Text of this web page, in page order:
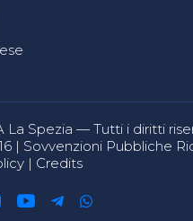
La Spezia — Tutti i diritti
| Sovvenzioni Pubbliche
| Credits